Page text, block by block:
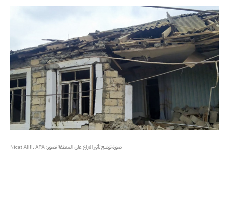
صورة توضح تأثير النزاع على المنطقة تصوير: Nicat Alili, APA